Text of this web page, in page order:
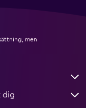
men
dig